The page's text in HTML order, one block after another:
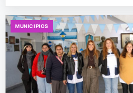
MUNICIPIOS